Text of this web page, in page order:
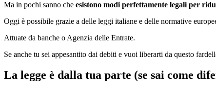
Ma in pochi sanno che esistono modi perfettamente legali per
Oggi è possibile grazie a delle leggi italiane e delle normative
Attuate da banche o Agenzia delle Entrate.
Se anche tu sei appesantito dai debiti e vuoi liberarti da questo
La legge è dalla tua parte (se sai come